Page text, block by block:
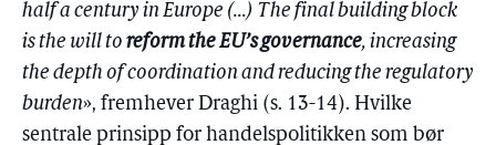
half a century in Europe (…) The final building block
is the will to reform the EU’s governance, increasing
the depth of coordination and reducing the regulatory
burden», fremhever Draghi (s. 13-14). Hvilke
sentrale prinsipp for handelspolitikken som bør